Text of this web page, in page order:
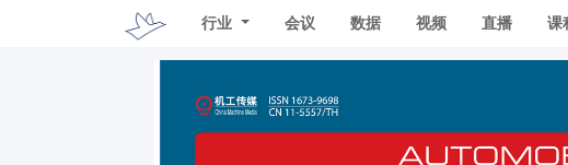
行业 会议 数据 视频 直播 课